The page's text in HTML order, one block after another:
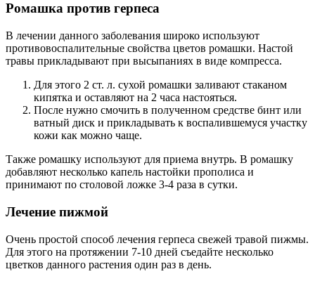
Ромашка против герпеса
В лечении данного заболевания широко используют
противовоспалительные свойства цветов ромашки. Настой
травы прикладывают при высыпаниях в виде компресса.
Для этого 2 ст. л. сухой ромашки заливают стаканом
кипятка и оставляют на 2 часа настояться.
После нужно смочить в полученном средстве бинт или
ватный диск и прикладывать к воспалившемуся участку
кожи как можно чаще.
Также ромашку используют для приема внутрь. В ромашку
добавляют несколько капель настойки прополиса и
принимают по столовой ложке 3-4 раза в сутки.
Лечение пижмой
Очень простой способ лечения герпеса свежей травой пижмы.
Для этого на протяжении 7-10 дней съедайте несколько
цветков данного растения один раз в день.